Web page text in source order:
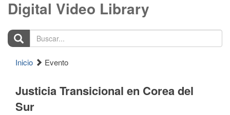
Digital Video Library
Buscar...
Inicio Evento
Justicia Transicional en Corea del
Sur